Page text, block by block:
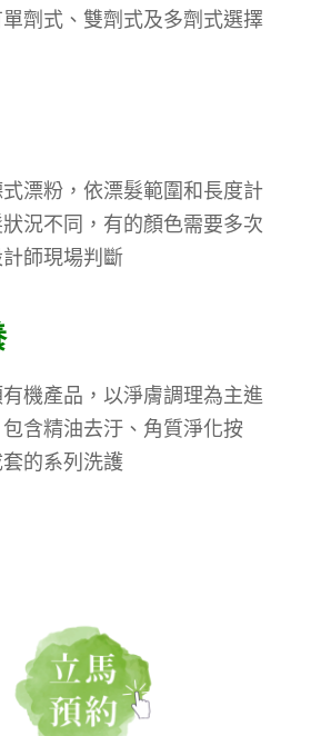
劑式、雙劑式及多劑式選擇
漂粉，依漂髮範圍和長度計
況不同，有的顏色需要多次
師現場判斷
機產品，以淨膚調理為主進
含精油去汙、角質淨化按
的系列洗護